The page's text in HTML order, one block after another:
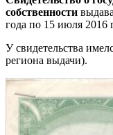
собственности
года по 15 июля 2016
У свидетельства
региона выдачи).